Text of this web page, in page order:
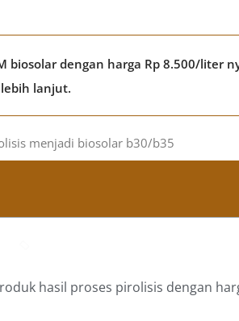
biosolar dengan harga Rp 8.500/liter
lanjut.
hasil proses pirolisis dengan